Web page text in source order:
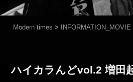
Modern times > INFORMATION_MOVIE
ハイカラんどvol.2 増田